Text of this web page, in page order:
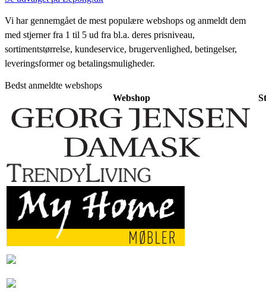
Vi har gennemgået de mest populære webshops og anmeldt dem
med stjerner fra 1 til 5 ud fra bl.a. deres prisniveau,
sortimentstørrelse, kundeservice, brugervenlighed, betingelser,
leveringsformer og betalingsmuligheder.
Bedst anmeldte webshops
Webshop